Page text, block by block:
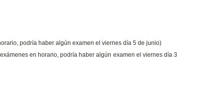
podría haber algún examen el viernes día 5 de junio)
en horario, podría haber algún examen el viernes día 3